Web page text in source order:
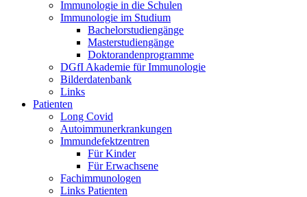
Immunologie in die Schulen
Immunologie im Studium
Bachelorstudiengänge
Masterstudiengänge
Doktorandenprogramme
DGfI Akademie für Immunologie
Bilderdatenbank
Links
Patienten
Long Covid
Autoimmunerkrankungen
Immundefektzentren
Für Kinder
Für Erwachsene
Fachimmunologen
Links Patienten